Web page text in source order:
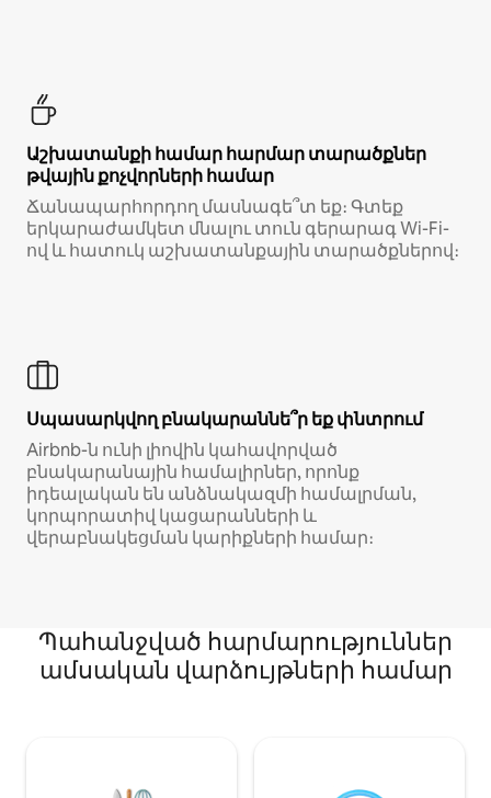
Աշխատանքի համար հարմար տարածքներ
թվային քոչվորների համար
Ճանապարհորդող մասնագե՞տ եք։ Գտեք
երկարաժամկետ մնալու տուն գերարագ Wi-Fi-
ով և հատուկ աշխատանքային տարածքներով։
Սպասարկվող բնակարաննե՞ր եք փնտրում
Airbnb-ն ունի լիովին կահավորված
բնակարանային համալիրներ, որոնք
իդեալական են անձնակազմի համալրման,
կորպորատիվ կացարանների և
վերաբնակեցման կարիքների համար։
Պահանջված հարմարություններ
ամսական վարձույթների համար